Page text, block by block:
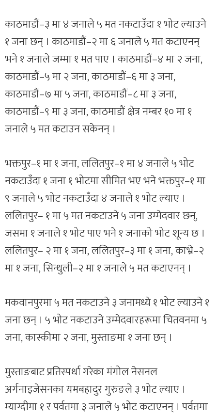
काठमाडौं–३ मा ४ जनाले ५ मत नकटाउँदा १ भोट ल्याउने
१ जना छन् । काठमाडौं–२ मा ६ जनाले ५ मत कटाएनन्
भने १ जनाले जम्मा १ मत पाए । काठमाडौं–४ मा २ जना,
काठमाडौं–५ मा २ जना, काठमाडौं–६ मा ३ जना,
काठमाडौं–७ मा ५ जना, काठमाडौं–८ मा ३ जना,
काठमाडौं–९ मा ३ जना, काठमाडौं क्षेत्र नम्बर १० मा १
जनाले ५ मत कटाउन सकेनन् ।
भक्तपुर–१ मा १ जना, ललितपुर–१ मा ४ जनाले ५ भोट
नकटाउँदा १ जना १ भोटमा सीमित भए भने भक्तपुर–१ मा
९ जनाले ५ भोट नकटाउँदा ४ जनाले १ भोट ल्याए ।
ललितपुर– १ मा ५ मत नकटाउने ५ जना उम्मेदवार छन्,
जसमा १ जनाले १ भोट पाए भने १ जनाको भोट शून्य छ ।
ललितपुर– २ मा १ जना, ललितपुर–३ मा १ जना, काभ्रे–२
मा १ जना, सिन्धुली–२ मा १ जनाले ५ मत कटाएनन् ।
मकवानपुरमा ५ मत नकटाउने ३ जनामध्ये १ भोट ल्याउने १
जना छन् । ५ भोट नकटाउने उम्मेदवारहरूमा चितवनमा ५
जना, कास्कीमा २ जना, मुस्ताङमा १ जना छन् ।
मुस्ताङबाट प्रतिस्पर्धा गरेका मंगोल नेसनल
अर्गनाइजेसनका यमबहादुर गुरुङले ३ भोट ल्याए ।
म्याग्दीमा १ र पर्वतमा ३ जनाले ५ भोट कटाएनन् । पर्वतमा